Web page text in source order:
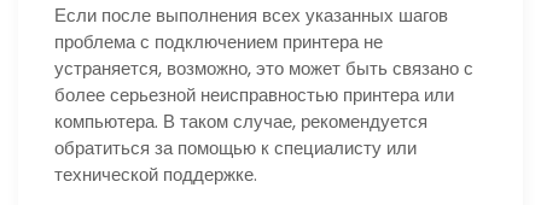
Если после выполнения всех указанных шагов
проблема с подключением принтера не
устраняется, возможно, это может быть связано с
более серьезной неисправностью принтера или
компьютера. В таком случае, рекомендуется
обратиться за помощью к специалисту или
технической поддержке.